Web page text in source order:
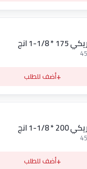
+أضف للطلب
+أضف للطلب